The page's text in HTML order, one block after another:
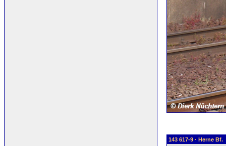
143 617-9 · Herne Bf.